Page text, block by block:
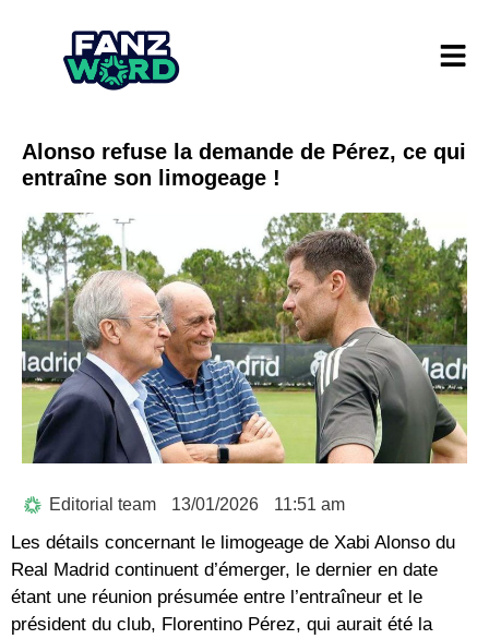
Alonso refuse la demande de Pérez, ce qui
entraîne son limogeage !
Editorial team 13/01/2026 11:51 am
Les détails concernant le limogeage de Xabi Alonso du
Real Madrid continuent d’émerger, le dernier en date
étant une réunion présumée entre l’entraîneur et le
président du club, Florentino Pérez, qui aurait été la